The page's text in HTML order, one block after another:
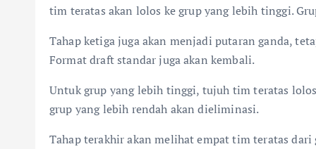
tim teratas akan lolos ke grup yang lebih tinggi.
Tahap ketiga juga akan menjadi putaran ganda,
Format draft standar juga akan kembali.
Untuk grup yang lebih tinggi, tujuh tim teratas
grup yang lebih rendah akan dieliminasi.
Tahap terakhir akan melihat empat tim teratas